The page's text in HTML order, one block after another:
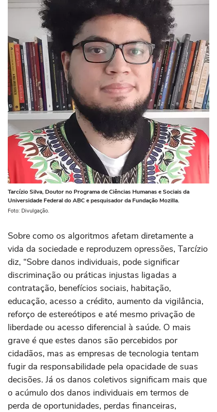
Tarcízio Silva, Doutor no Programa de Ciências Humanas e Sociais da
Universidade Federal do ABC e pesquisador da Fundação Mozilla.
Foto: Divulgação.
Sobre como os algoritmos afetam diretamente a
vida da sociedade e reproduzem opressões, Tarcízio
diz, “Sobre danos individuais, pode significar
discriminação ou práticas injustas ligadas a
contratação, benefícios sociais, habitação,
educação, acesso a crédito, aumento da vigilância,
reforço de estereótipos e até mesmo privação de
liberdade ou acesso diferencial à saúde. O mais
grave é que estes danos são percebidos por
cidadãos, mas as empresas de tecnologia tentam
fugir da responsabilidade pela opacidade de suas
decisões. Já os danos coletivos significam mais que
o acúmulo dos danos individuais em termos de
perda de oportunidades, perdas financeiras,